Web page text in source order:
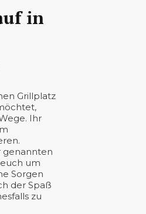
in
Grillplatz
Ihr
genannten
um
Sorgen
der Spaß
zu